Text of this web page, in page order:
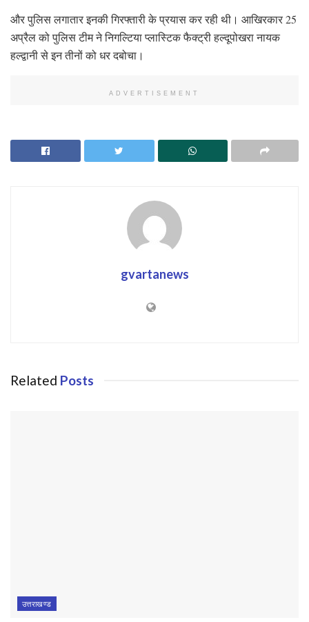
और पुलिस लगातार इनकी गिरफ्तारी के प्रयास कर रही थी। आखिरकार 25
अप्रैल को पुलिस टीम ने निगल्टिया प्लास्टिक फैक्ट्री हल्दूपोखरा नायक
हल्द्वानी से इन तीनों को धर दबोचा।
ADVERTISEMENT
gvartanews
Related Posts
उत्तराखण्ड